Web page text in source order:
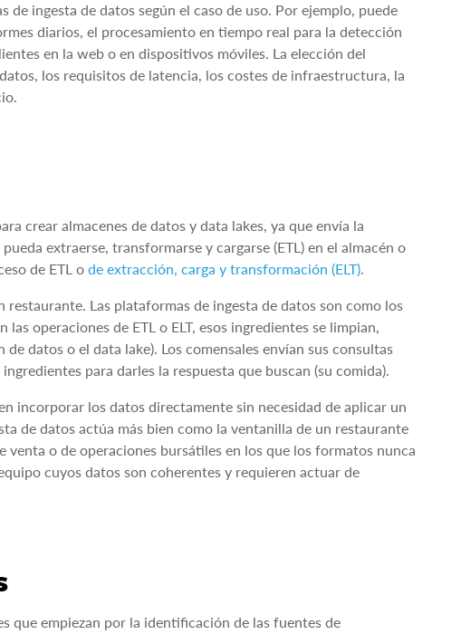
ingesta de datos según el caso de uso. Por ejemplo, puede
diarios, el procesamiento en tiempo real para la detección
en la web o en dispositivos móviles. La elección del
los requisitos de latencia, los costes de infraestructura, la
crear almacenes de datos y data lakes, ya que envía la
extraerse, transformarse y cargarse (ETL) en el almacén o
de ETL o de extracción, carga y transformación (ELT).
Las plataformas de ingesta de datos son como los
operaciones de ETL o ELT, esos ingredientes se limpian,
datos o el data lake). Los comensales envían sus consultas
para darles la respuesta que buscan (su comida).
incorporar los datos directamente sin necesidad de aplicar un
de datos actúa más bien como la ventanilla de un restaurante
o de operaciones bursátiles en los que los formatos nunca
cuyos datos son coherentes y requieren actuar de
que empiezan por la identificación de las fuentes de